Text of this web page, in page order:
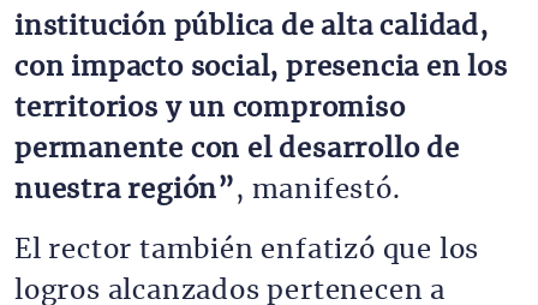
institución pública de alta calidad,
con impacto social, presencia en los
territorios y un compromiso
permanente con el desarrollo de
nuestra región”, manifestó.
El rector también enfatizó que los
logros alcanzados pertenecen a